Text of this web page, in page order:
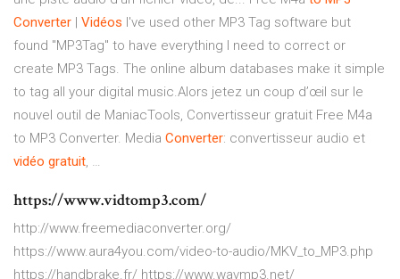
Converter
Vidéos I've used other MP3 Tag software but
found "MP3Tag" to have everything I need to correct or
create MP3 Tags. The online album databases make it simple
to tag all your digital music.Alors jetez un coup d’œil sur le
nouvel outil de ManiacTools, Convertisseur gratuit Free M4a
to MP3 Converter. Media Converter: convertisseur audio et
vidéo gratuit, …
https://www.vidtomp3.com/
http://www.freemediaconverter.org/
https://www.aura4you.com/video-to-audio/MKV_to_MP3.php
https://handbrake.fr/ https://www.wavmp3.net/